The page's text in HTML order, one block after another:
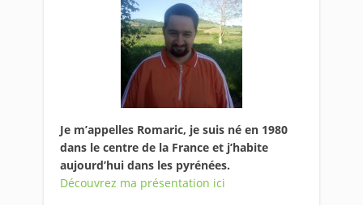
Je m’appelles Romaric, je suis né en 1980
dans le centre de la France et j’habite
aujourd’hui dans les pyrénées.
Découvrez ma présentation ici